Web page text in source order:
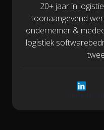
20+ jaar in
toonaangevend
ondernemer &
logistiek